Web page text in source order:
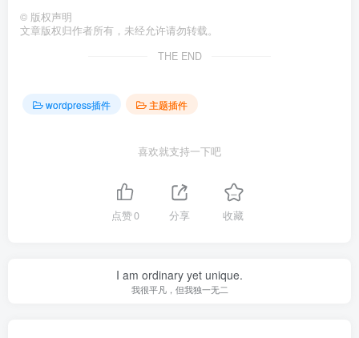
© 版权声明
文章版权归作者所有，未经允许请勿转载。
THE END
wordpress插件 主题插件
喜欢就支持一下吧
点赞0 分享 收藏
I am ordinary yet unique.
我很平凡，但我独一无二